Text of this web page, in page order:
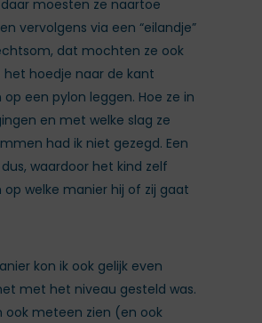
moesten ze naartoe
vervolgens via een “eilandje”
dat mochten ze ook
het hoedje naar de kant
een pylon leggen. Hoe ze in
en met welke slag ze
had ik niet gezegd. Een
waardoor het kind zelf
op welke manier hij of zij gaat
kon ik ook gelijk even
met het niveau gesteld was.
ook meteen zien (en ook